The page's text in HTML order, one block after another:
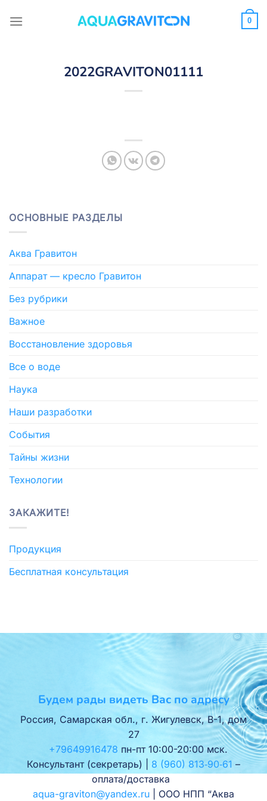
0
2022GRAVITON01111
ОСНОВНЫЕ РАЗДЕЛЫ
Аква Гравитон
Аппарат — кресло Гравитон
Без рубрики
Важное
Восстановление здоровья
Все о воде
Наука
Наши разработки
События
Тайны жизни
Технологии
ЗАКАЖИТЕ!
Продукция
Бесплатная консультация
Будем рады видеть Вас по адресу
Россия, Самарская обл., г. Жигулевск, В-1, дом
27
+79649916478 пн-пт 10:00-20:00 мск.
Консультант (секретарь) | 8 (960) 813‑90‑61 –
оплата/доставка
aqua-graviton@yandex.ru | ООО НПП “Аква